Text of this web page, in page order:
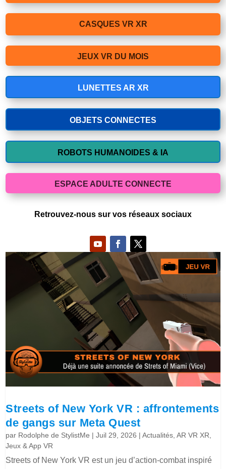
CASQUES VR XR
JEUX VR DU MOIS
LUNETTES AR XR
OBJETS CONNECTES
ROBOTS HUMANOIDES & IA
ESPACE ADULTE CONNECTE
Retrouvez-nous sur vos réseaux sociaux
Streets of New York VR : affrontements
de gangs sur Meta Quest
par Rodolphe de StylistMe |Juil 29, 2026 |Actualités ,AR VR XR
Jeux & App VR
Streets of New York VR est un jeu d’action-combat inspiré